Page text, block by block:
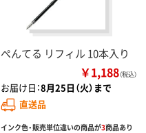
ぺんてる リフィル 10本入り
￥1,188（税込）
お届け日：8月25日（火）まで
直送品
インク色・販売単位違いの商品が3商品あり